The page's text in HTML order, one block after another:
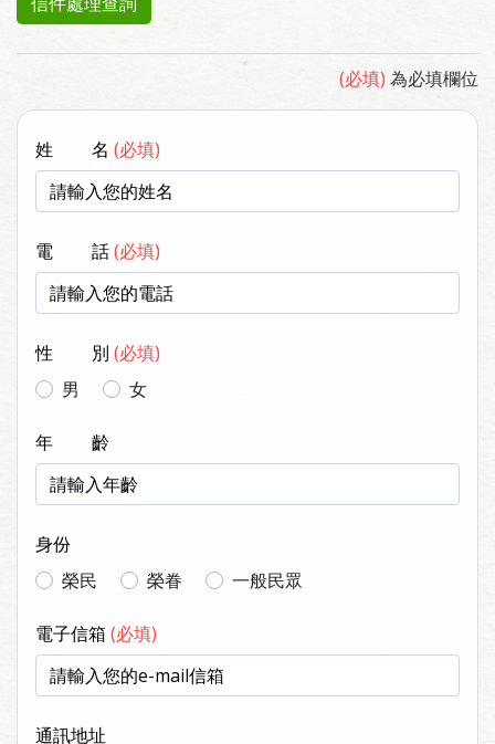
(必填) 為必填欄位
姓 名 (必填)
電 話(必填)
性 別 (必填)
男
女
年 齡
身份
榮民
榮眷 一般民眾
電子信箱 (必填)
通訊地址